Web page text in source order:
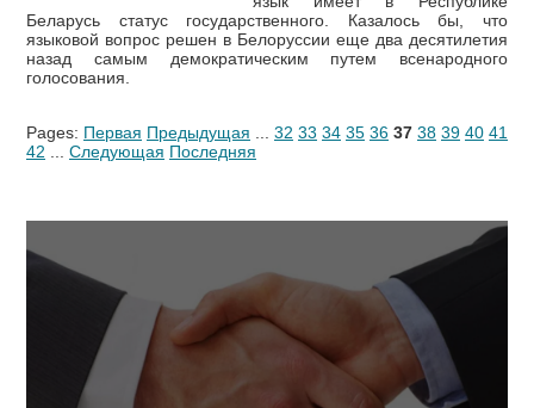
Беларусь статус государственного. Казалось бы, что
языковой вопрос решен в Белоруссии еще два десятилетия
назад самым демократическим путем всенародного
голосования.
Pages: Первая Предыдущая 32 33 34 35 36 37 38 39 40 41
42
Следующая Последняя